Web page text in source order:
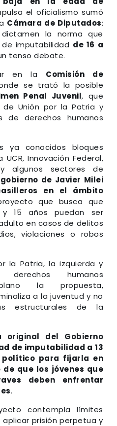
el oficialismo sumó
Cámara de Diputados:
la norma que
imputabilidad de 16 a
tenso debate.
en la Comisión de
se trató la posible
Penal Juvenil, que
Unión por la Patria y
de derechos humanos
ya conocidos bloques
Innovación Federal,
algunos sectores de
de Javier Milei
en el ámbito
que busca que
15 años puedan ser
en casos de delitos
violaciones o robos
la Patria, la izquierda y
derechos humanos
la propuesta,
a la juventud y no
estructurales de la
original del Gobierno
de imputabilidad a 13
político para fijarla en
de que los jóvenes que
deben enfrentar
.
contempla límites
prisión perpetua y